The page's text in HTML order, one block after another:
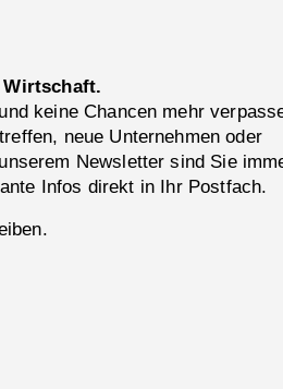
Wirtschaft.
keine Chancen mehr
neue Unternehmen oder
Newsletter sind Sie
Infos direkt in Ihr Postfach.